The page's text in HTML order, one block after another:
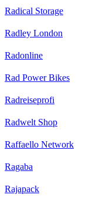
Radical Storage
Radley London
Radonline
Rad Power Bikes
Radreiseprofi
Radwelt Shop
Raffaello Network
Ragaba
Rajapack